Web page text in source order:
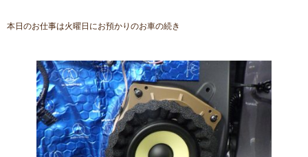
本日のお仕事は火曜日にお預かりのお車の続き